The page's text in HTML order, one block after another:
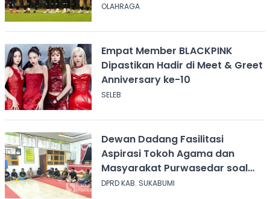
OLAHRAGA
Empat Member BLACKPINK
Dipastikan Hadir di Meet & Greet
Anniversary ke-10
SELEB
Dewan Dadang Fasilitasi
Aspirasi Tokoh Agama dan
Masyarakat Purwasedar soal
Penolakan Konser Reggae
DPRD KAB. SUKABUMI